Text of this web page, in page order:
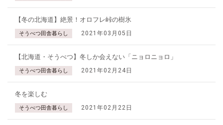
【冬の北海道】絶景！オロフレ峠の樹氷
そうべつ田舎暮らし 2021年03月05日
【北海道・そうべつ】冬しか会えない「ニョロニョロ」
そうべつ田舎暮らし 2021年02月24日
冬を楽しむ
そうべつ田舎暮らし 2021年02月22日